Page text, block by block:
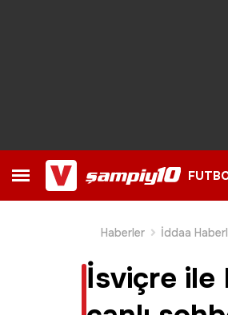
Haberler
İddaa
İsviçre ile